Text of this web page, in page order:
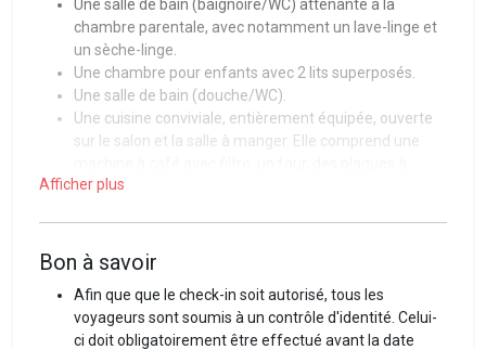
Une salle de bain (baignoire/WC) attenante à la
chambre parentale, avec notamment un lave-linge et
un sèche-linge.
Une chambre pour enfants avec 2 lits superposés.
Une salle de bain (douche/WC).
Une cuisine conviviale, entièrement équipée, ouverte
sur le salon et la salle à manger. Elle comprend une
induction, un réfrigérateur, ainsi qu’un lave-vaisselle.
Un balcon exposé plein sud avec vue sur les
Une place de parc intérieure.
Un local à ski au rez-de-chaussée de l'immeuble.
Afficher plus
Bon à savoir
Afin que que le check-in soit autorisé, tous les
voyageurs sont soumis à un contrôle d'identité. Celui-
ci doit obligatoirement être effectué avant la date